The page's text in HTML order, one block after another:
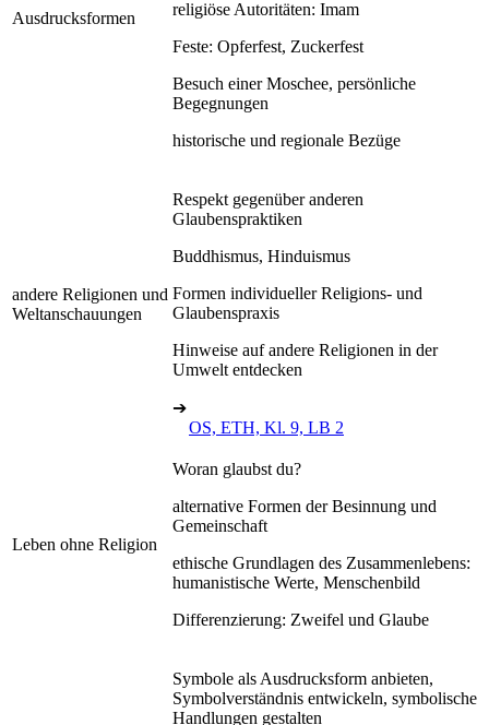
Ausdrucksformen
religiöse Autoritäten: Imam
Feste: Opferfest, Zuckerfest
Besuch einer Moschee, persönliche
Begegnungen
historische und regionale Bezüge
andere Religionen und
Weltanschauungen
Respekt gegenüber anderen
Glaubenspraktiken
Buddhismus, Hinduismus
Formen individueller Religions- und
Glaubenspraxis
Hinweise auf andere Religionen in der
Umwelt entdecken
➔
OS, ETH, Kl. 9, LB 2
Leben ohne Religion
Woran glaubst du?
alternative Formen der Besinnung und
Gemeinschaft
ethische Grundlagen des Zusammenlebens:
humanistische Werte, Menschenbild
Differenzierung: Zweifel und Glaube
Symbole als Ausdrucksform anbieten,
Symbolverständnis entwickeln, symbolische
Handlungen gestalten